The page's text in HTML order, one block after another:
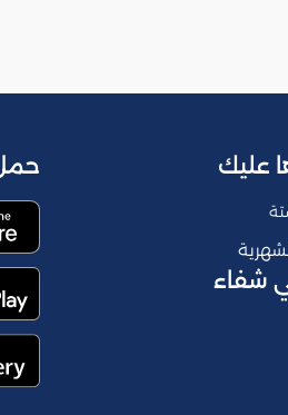
عليك
شفاء